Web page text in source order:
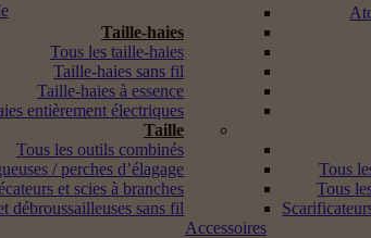
Taille-haies
Tous les taille-haies
Taille-haies sans fil
Taille-haies à essence
entièrement électriques
Taille
Tous les outils combinés
/ perches d’élagage
et scies à branches
débroussailleuses sans fil
Tous
Tous
Accessoires